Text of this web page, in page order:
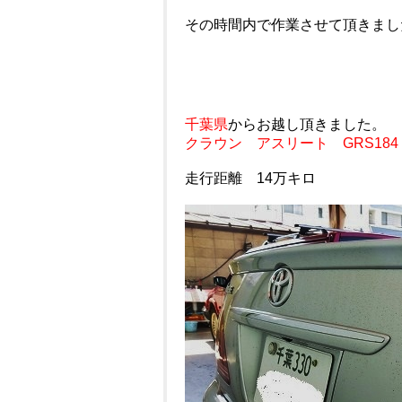
その時間内で作業させて頂きま
千葉県からお越し頂きました。
クラウン アスリート GRS184
走行距離 14万キロ